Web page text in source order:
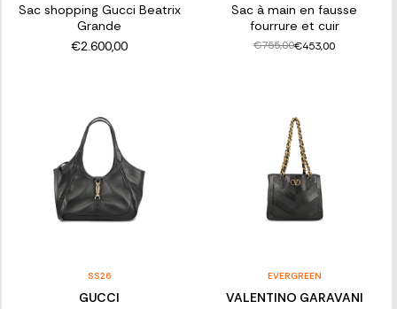
Sac shopping Gucci Beatrix
Grande
€2.600,00
Sac à main en fausse
fourrure et cuir
€755,00€453,00
SS26
GUCCI
EVERGREEN
VALENTINO GARAVANI